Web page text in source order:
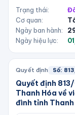
Trạng thái:
Cơ quan:
Ngày ban hành:
Ngày hiệu lực:
Quyết định Số:
Quyết định
Thanh Hóa về
đình tỉnh Thanh